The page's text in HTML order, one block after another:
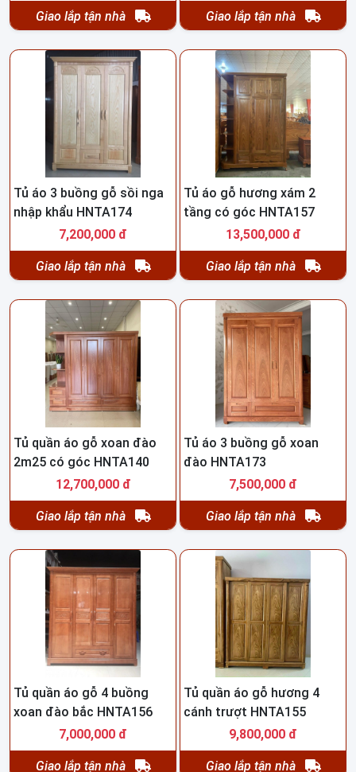
Giao lắp tận nhà Giao lắp tận nhà
Tủ áo 3 buồng gỗ sồi nga
nhập khẩu HNTA174
7,200,000 đ
Giao lắp tận nhà
Tủ áo gỗ hương xám 2
tầng có góc HNTA157
13,500,000 đ
Giao lắp tận nhà
Tủ quần áo gỗ xoan đào
2m25 có góc HNTA140
12,700,000 đ
Giao lắp tận nhà
Tủ áo 3 buồng gỗ xoan
đào HNTA173
7,500,000 đ
Giao lắp tận nhà
Tủ quần áo gỗ 4 buồng
xoan đào bắc HNTA156
7,000,000 đ
Giao lắp tận nhà
Tủ quần áo gỗ hương 4
cánh trượt HNTA155
9,800,000 đ
Giao lắp tận nhà